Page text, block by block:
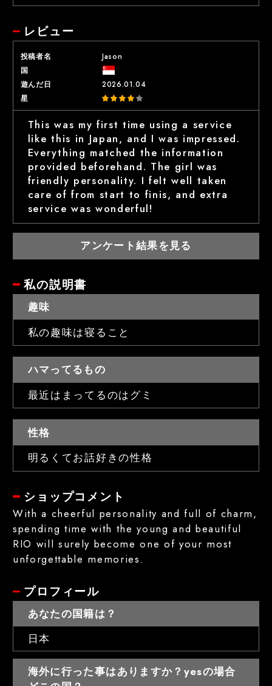
レビュー
投稿者名
Jason
国
遊んだ日
2026.01.04
星
This was my first time using a service
like this in Japan, and I was impressed.
Everything matched the information
provided beforehand. The girl was
friendly personality. I felt well taken
care of from start to finis, and extra
service was wonderful!
アンケート結果を見る
私の説明書
趣味
私の趣味は寝ること
ハマってるもの
最近はまってるのはグミ
性格
明るくてお話好きの性格
ショップコメント
With a cheerful personality and full of charm,
spending time with the young and beautiful
RIO will surely become one of your most
unforgettable memories.
プロフィール
あなたの国籍は？
日本
海外に行った事はありますか？yesの場合